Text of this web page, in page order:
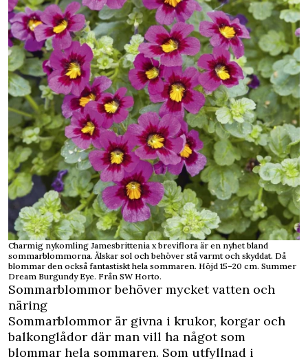
Charmig nykomling Jamesbrittenia x breviflora är en nyhet bland
sommarblommorna. Älskar sol och behöver stå varmt och skyddat. Då
blommar den också fantastiskt hela sommaren. Höjd 15–20 cm. Summer
Dream Burgundy Eye. Från SW Horto.
Sommarblommor behöver mycket vatten och
näring
Sommarblommor är givna i krukor, korgar och
balkonglådor där man vill ha något som
blommar hela sommaren. Som utfyllnad i